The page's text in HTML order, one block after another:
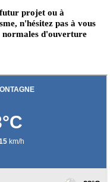
projet ou à
n'hésitez pas à vous
d'ouverture